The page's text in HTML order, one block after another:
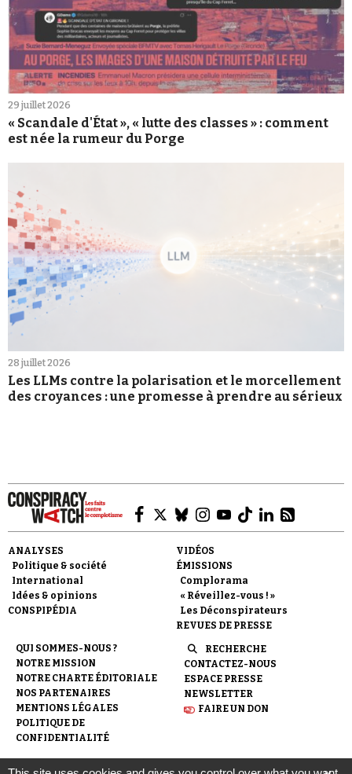
29 juillet 2026
« Scandale d'État », « lutte des classes » : comment
est née la rumeur du Porge
28 juillet 2026
Les LLMs contre la polarisation et le morcellement
des croyances : une promesse à prendre au sérieux
ANALYSES
Politique & société
International
Idées & opinions
CONSPIPÉDIA
VIDÉOS
ÉMISSIONS
Complorama
« Réveillez-vous ! »
Les Déconspirateurs
REVUES DE PRESSE
QUI SOMMES-NOUS ?
NOTRE MISSION
NOTRE CHARTE ÉDITORIALE
NOS PARTENAIRES
MENTIONS LÉGALES
POLITIQUE DE
CONFIDENTIALITÉ
RECHERCHE
CONTACTEZ-NOUS
ESPACE PRESSE
NEWSLETTER
FAIRE UN DON